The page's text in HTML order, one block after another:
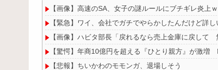
【画像】高速のSA、女子の謎ルールにブチギレ炎上
【緊急】ワイ、会社でガチでやらかしたんだけど詳
【画像】ハビタ部長「戻れるなら売上金庫に戻し
【驚愕】年商10億円を超える『ひとり親方』が激
【悲報】ちいかわのモモンガ、退場しそう